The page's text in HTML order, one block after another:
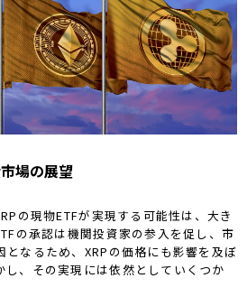
場の展望
の現物ETFが実現する可能性は、大き
の承認は機関投資家の参入を促し、市
なるため、XRPの価格にも影響を及ぼ
し、その実現には依然としていくつか